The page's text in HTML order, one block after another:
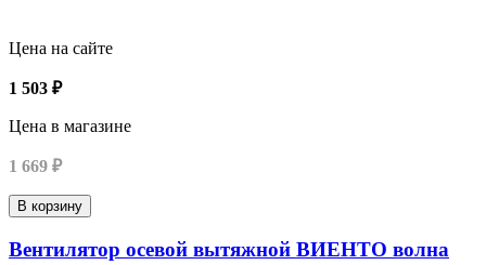
Цена на сайте
1 503 ₽
Цена в магазине
1 669 ₽
В корзину
Вентилятор осевой вытяжной ВИЕНТО волна